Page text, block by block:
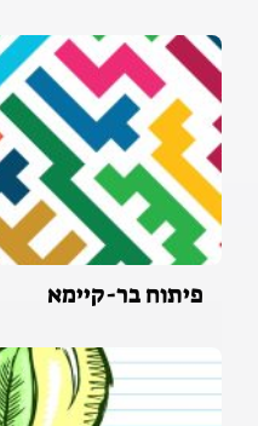
פיתוח בר-קיימא